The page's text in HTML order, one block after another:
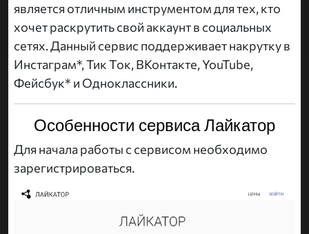
является отличным инструментом для тех, кто
хочет раскрутить свой аккаунт в социальных
сетях. Данный сервис поддерживает накрутку в
Инстаграм*, Тик Ток, ВКонтакте, YouTube,
Фейсбук* и Одноклассники.
Особенности сервиса Лайкатор
Для начала работы с сервисом необходимо
зарегистрироваться.